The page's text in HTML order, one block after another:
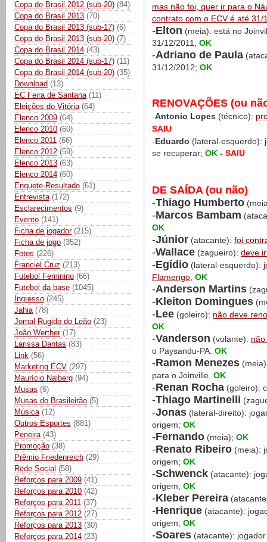
Copa do Brasil 2012 (sub-20) (84)
Copa do Brasil 2013 (70)
Copa do Brasil 2013 (sub-17) (6)
Copa do Brasil 2013 (sub-20) (7)
Copa do Brasil 2014 (43)
Copa do Brasil 2014 (sub-17) (11)
Copa do Brasil 2014 (sub-20) (35)
Download (13)
EC Feira de Santana (11)
Eleições do Vitória (64)
Elenco 2009 (64)
Elenco 2010 (60)
Elenco 2011 (66)
Elenco 2012 (59)
Elenco 2013 (63)
Elenco 2014 (60)
Enquete-Resultado (61)
Entrevista (172)
Esclarecimentos (9)
Evento (141)
Ficha de jogador (215)
Ficha de jogo (352)
Fotos (226)
Franciel Cruz (213)
Futebol Feminino (66)
Futebol da base (1045)
Ingresso (245)
Jahia (78)
Jornal Rugido do Leão (23)
João Werther (17)
Larissa Dantas (83)
Link (56)
Marketing ECV (297)
Maurício Naiberg (94)
Musas (6)
Musas do Brasileirão (5)
Música (12)
Outros Esportes (881)
Peneira (43)
Promoção (38)
Prêmio Friedenreich (29)
Rede Social (58)
Reforços para 2009 (41)
Reforços para 2010 (42)
Reforços para 2011 (37)
Reforços para 2012 (27)
Reforços para 2013 (30)
Reforços para 2014 (23)
mas não foi, quer ir para o
contrato com o ECV é até 31/
-Elton (meia): está no
31/12/2011; OK
-Adriano de Paula
31/12/2012; OK
RENOVAÇÕES (ou
-Antonio Lopes (técnico):
SAIU
-Eduardo (lateral-esquerdo):
se recuperar; OK - SAIU
DE SAÍDA (ou não)
-Thiago Humberto
-Marcos Bambam
OK
-Júnior (atacante): foi
-Wallace (zagueiro): deve
-Egídio (lateral-esquerdo):
Flamengo; OK
-Anderson Martins
-Kleiton Domingues
-Lee (goleiro): não deve
OK
-Vanderson (volante):
o Paysandu-PA. OK
-Ramon Menezes
para o Joinville. OK
-Renan Rocha (goleiro):
-Thiago Martinelli
-Jonas (lateral-direito):
origem; OK
-Fernando (meia); OK
-Renato Ribeiro (meia):
origem; OK
-Schwenck (atacante):
origem; OK
-Kleber Pereira
-Henrique (atacante):
origem; OK
-Soares (atacante):